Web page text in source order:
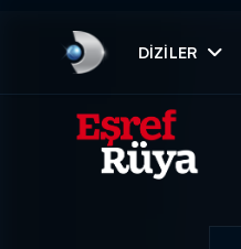
DIZILER